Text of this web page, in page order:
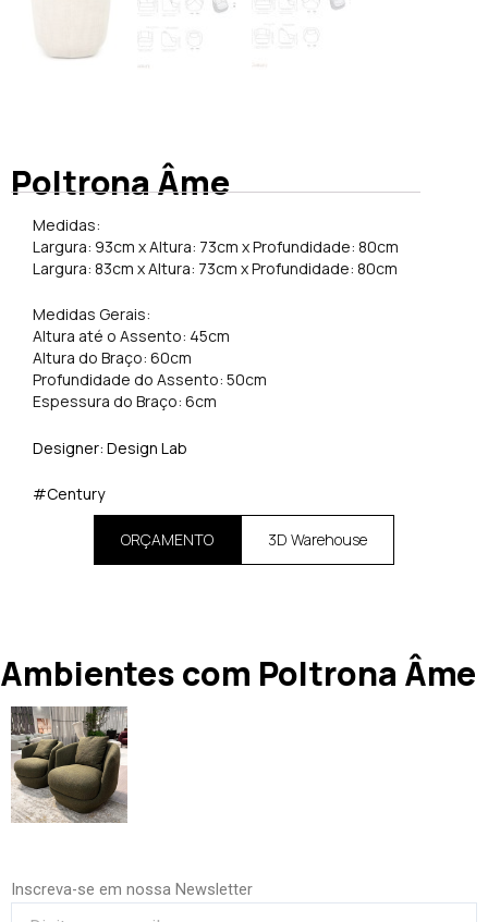
Poltrona Âme
Medidas:
Largura: 93cm x Altura: 73cm x Profundidade: 80cm
Largura: 83cm x Altura: 73cm x Profundidade: 80cm
Medidas Gerais:
Altura até o Assento: 45cm
Altura do Braço: 60cm
Profundidade do Assento: 50cm
Espessura do Braço: 6cm
Designer: Design Lab
#Century
ORÇAMENTO 3D Warehouse
Ambientes com Poltrona Âme
Inscreva-se em nossa Newsletter